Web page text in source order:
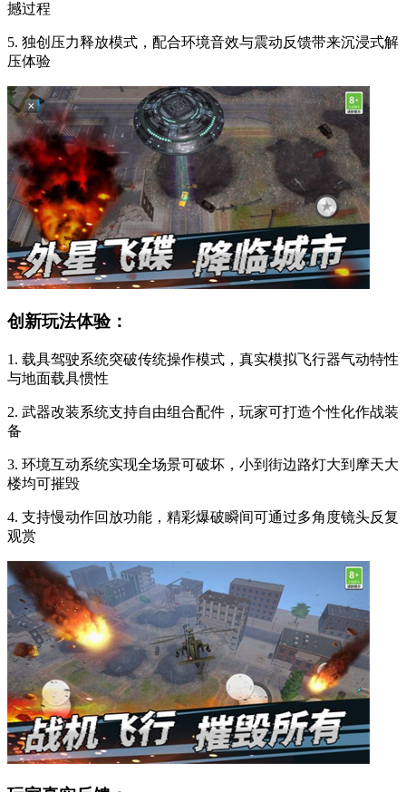
撼过程
5. 独创压力释放模式，配合环境音效与震动反馈带来沉浸式解
压体验
创新玩法体验：
1. 载具驾驶系统突破传统操作模式，真实模拟飞行器气动特性
与地面载具惯性
2. 武器改装系统支持自由组合配件，玩家可打造个性化作战装
备
3. 环境互动系统实现全场景可破坏，小到街边路灯大到摩天大
楼均可摧毁
4. 支持慢动作回放功能，精彩爆破瞬间可通过多角度镜头反复
观赏